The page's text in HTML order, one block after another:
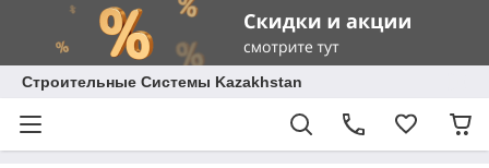
Строительные Системы Kazakhstan